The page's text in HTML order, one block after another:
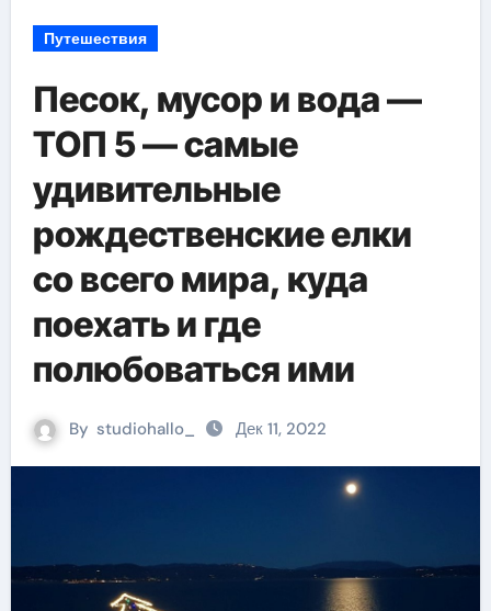
Путешествия
Песок, мусор и вода —
ТОП 5 — самые
удивительные
рождественские елки
со всего мира, куда
поехать и где
полюбоваться ими
By studiohallo_ Дек 11, 2022